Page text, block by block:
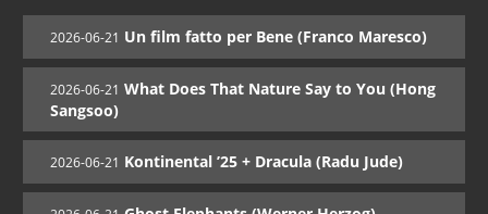
2026-06-21 Un film fatto per Bene (Franco Maresco)
2026-06-21 What Does That Nature Say to You (Hong
Sangsoo)
2026-06-21 Kontinental ’25 + Dracula (Radu Jude)